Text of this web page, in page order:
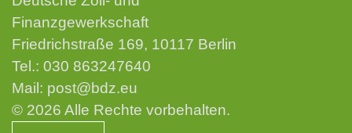
Finanzgewerkschaft
Friedrichstraße 169, 10117 Berlin
Tel.: 030 863247640
Mail: post@bdz.eu
© 2026 Alle Rechte vorbehalten.